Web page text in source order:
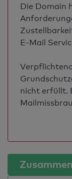
Die Domain
E-Mail
nicht erfüllt.